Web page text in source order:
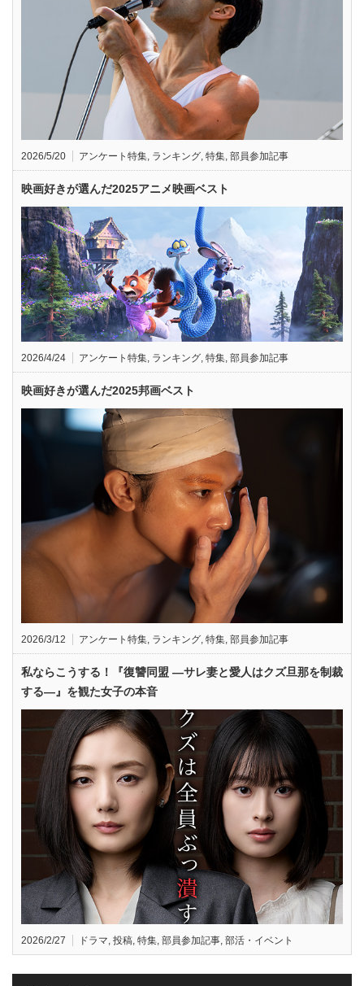
2026/5/20 アンケート特集, ランキング, 特集, 部員参加記事
映画好きが選んだ2025アニメ映画ベスト
2026/4/24 アンケート特集, ランキング, 特集, 部員参加記事
映画好きが選んだ2025邦画ベスト
2026/3/12 アンケート特集, ランキング, 特集, 部員参加記事
私ならこうする！『復讐同盟 —サレ妻と愛人はクズ旦那を制裁
する—』を観た女子の本音
2026/2/27 ドラマ, 投稿, 特集, 部員参加記事, 部活・イベント